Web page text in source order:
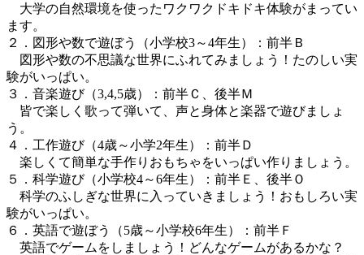
大学の自然環境を使ったワクワクドキドキ体験がまってい
ます。
２．図形や数で遊ぼう（小学校3～4年生）：前半Ｂ
図形や数の不思議な世界にふれてみましょう！たのしい実
験がいっぱい。
３．音楽遊び（3,4,5歳）：前半Ｃ、後半Ｍ
皆で楽しく歌って弾いて、声と身体と楽器で遊びましょ
う。
４．工作遊び（4歳～小学2年生）：前半Ｄ
楽しくて簡単な手作りおもちゃをいっぱい作りましょう。
５．科学遊び（小学校4～6年生）：前半Ｅ、後半Ｏ
科学のふしぎな世界に入っていきましょう！おもしろい実
験がいっぱい。
６．英語で遊ぼう（5歳～小学校6年生）：前半Ｆ
英語でゲームをしましょう！どんなゲームがあるかな？